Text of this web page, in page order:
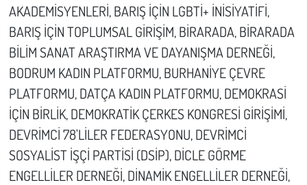
AKADEMİSYENLERİ, BARIŞ İÇİN LGBTİ+ İNİSİYATİFİ,
BARIŞ İÇİN TOPLUMSAL GİRİŞİM, BİRARADA, BİRARADA
BİLİM SANAT ARAŞTIRMA VE DAYANIŞMA DERNEĞİ,
BODRUM KADIN PLATFORMU, BURHANİYE ÇEVRE
PLATFORMU, DATÇA KADIN PLATFORMU, DEMOKRASİ
İÇİN BİRLİK, DEMOKRATİK ÇERKES KONGRESİ GİRİŞİMİ,
DEVRİMCİ 78'LİLER FEDERASYONU, DEVRİMCİ
SOSYALİST İŞÇİ PARTİSİ (DSİP), DİCLE GÖRME
ENGELLİLER DERNEĞİ, DİNAMİK ENGELLİLER DERNEĞİ,